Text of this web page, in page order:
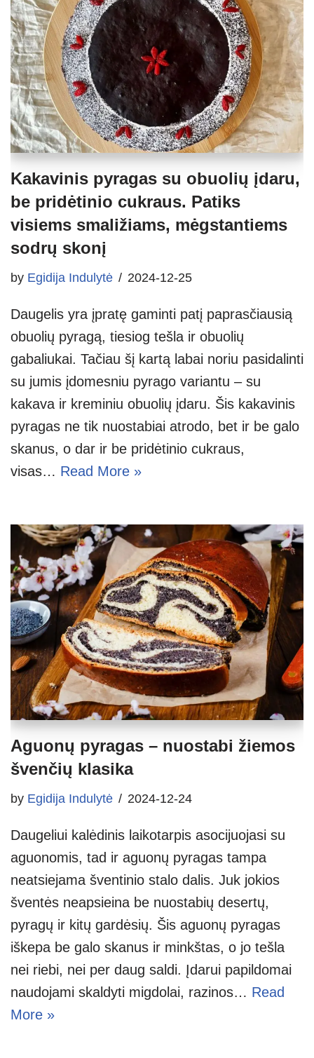
Kakavinis pyragas su obuolių įdaru,
be pridėtinio cukraus. Patiks
visiems smaližiams, mėgstantiems
sodrų skonį
by Egidija Indulytė 2024-12-25
Daugelis yra įpratę gaminti patį paprasčiausią
obuolių pyragą, tiesiog tešla ir obuolių
gabaliukai. Tačiau šį kartą labai noriu pasidalinti
su jumis įdomesniu pyrago variantu – su
kakava ir kreminiu obuolių įdaru. Šis kakavinis
pyragas ne tik nuostabiai atrodo, bet ir be galo
skanus, o dar ir be pridėtinio cukraus,
visas… Read More »
Aguonų pyragas – nuostabi žiemos
švenčių klasika
by Egidija Indulytė 2024-12-24
Daugeliui kalėdinis laikotarpis asocijuojasi su
aguonomis, tad ir aguonų pyragas tampa
neatsiejama šventinio stalo dalis. Juk jokios
šventės neapsieina be nuostabių desertų,
pyragų ir kitų gardėsių. Šis aguonų pyragas
iškepa be galo skanus ir minkštas, o jo tešla
nei riebi, nei per daug saldi. Įdarui papildomai
naudojami skaldyti migdolai, razinos… Read
More »